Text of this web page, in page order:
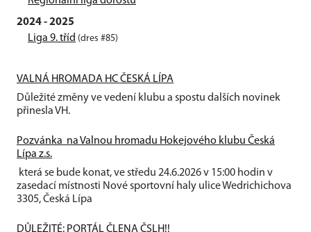
2024 - 2025
Liga 9. tříd (dres #85)
VALNÁ HROMADA HC ČESKÁ LÍPA
Důležité změny ve vedení klubu a spostu dalších novinek
přinesla VH.
Pozvánka na Valnou hromadu Hokejového klubu Česká
Lípa z.s.
která se bude konat, ve středu 24.6.2026 v 15:00 hodin v
zasedací místnosti Nové sportovní haly ulice Wedrichichova
3305, Česká Lípa
DŮLEŽITÉ: PORTÁL ČLENA ČSLH!!